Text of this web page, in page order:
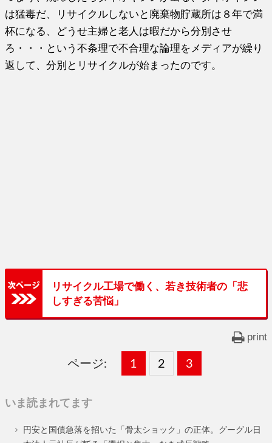
は猛毒だ、リサイクルしないと廃棄物貯蔵所は８年で満
杯になる、どうせ主婦と老人は暇だから分別させ
ろ・・・という不条理で不合理な論理をメディアが繰り
返して、分別とリサイクルが始まったのです。
リサイクル工場で働く、若き技術者の「悲
しすぎる苦悩」
print
ページ:
固
ー
1 ,
固
ー
2 ,
固
ー
3
いま読まれてます
円安と国債急落を招いた「骨太ショック」の正体。グーグル日